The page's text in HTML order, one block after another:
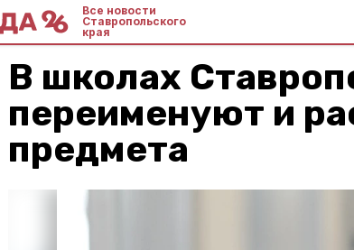
Все новости
Ставропольского
края
В школах
переименуют и
предмета